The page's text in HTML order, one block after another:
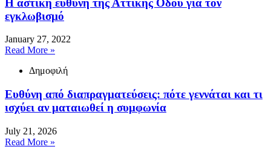
εγκλωβισμό
January 27, 2022
Read More »
Δημοφιλή
Ευθύνη από διαπραγματεύσεις: πότε γεννάται και τι
ισχύει αν ματαιωθεί η συμφωνία
July 21, 2026
Read More »